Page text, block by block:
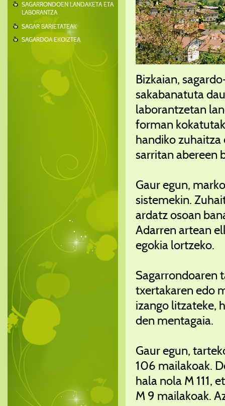
SAGARRONDOEN LANDAKETA ETA
LABORANTZA
SAGAR BARIETATEAK
SAGARDOA EKOIZTEA
Bizkaian,
sakabanatuta
laborantzetan
forman
handiko
sarritan abereen
Gaur egun,
sistemekin.
ardatz osoan
Adarren artean
egokia lortzeko.
Sagarrondoaren
txertakaren edo
izango litzateke,
den mentagaia.
Gaur egun,
106 mailakoak.
hala nola M 111,
M 9 mailakoak.